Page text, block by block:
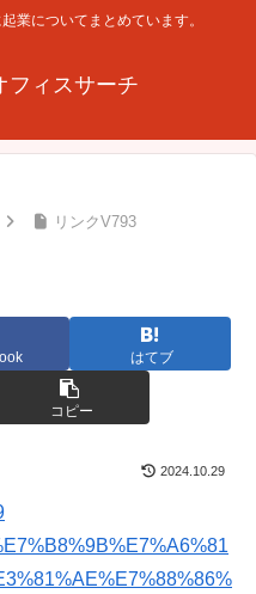
業についてまとめています。
フィスサーチ
リンクV793
はてブ
コピー
2024.10.29